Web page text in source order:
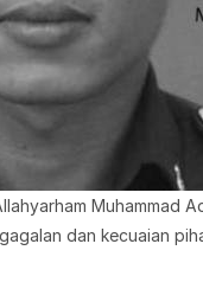
Muhammad
dan kecuaian